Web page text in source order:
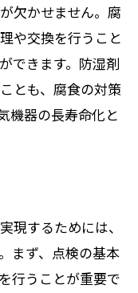
欠かせません。腐
や交換を行うこと
できます。防湿剤
とも、腐食の対策
機器の長寿命化と
現するためには、
まず、点検の基本
行うことが重要で